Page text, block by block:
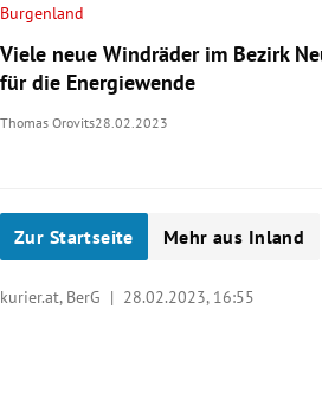
Burgenland
Viele neue Windräder im Bezirk
für die Energiewende
Thomas Orovits28.02.2023
Zur Startseite Mehr aus Inland
kurier.at, BerG | 28.02.2023, 16:55